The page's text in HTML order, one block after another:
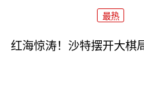
最热
红海惊涛！沙特摆开大棋